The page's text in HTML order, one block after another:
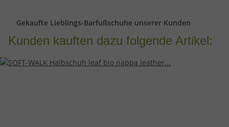
Gekaufte Lieblings-Barfußschuhe unserer Kunden
Kunden kauften dazu folgende Artikel: